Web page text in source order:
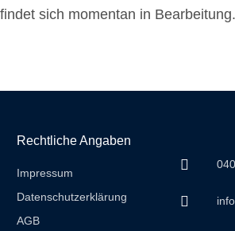
sich momentan in Bearbeitung.
Rechtliche Angaben
Impressum
Datenschutzerklärung
AGB